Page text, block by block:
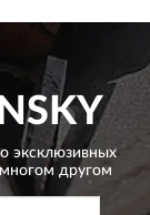
эксклюзивных
другом